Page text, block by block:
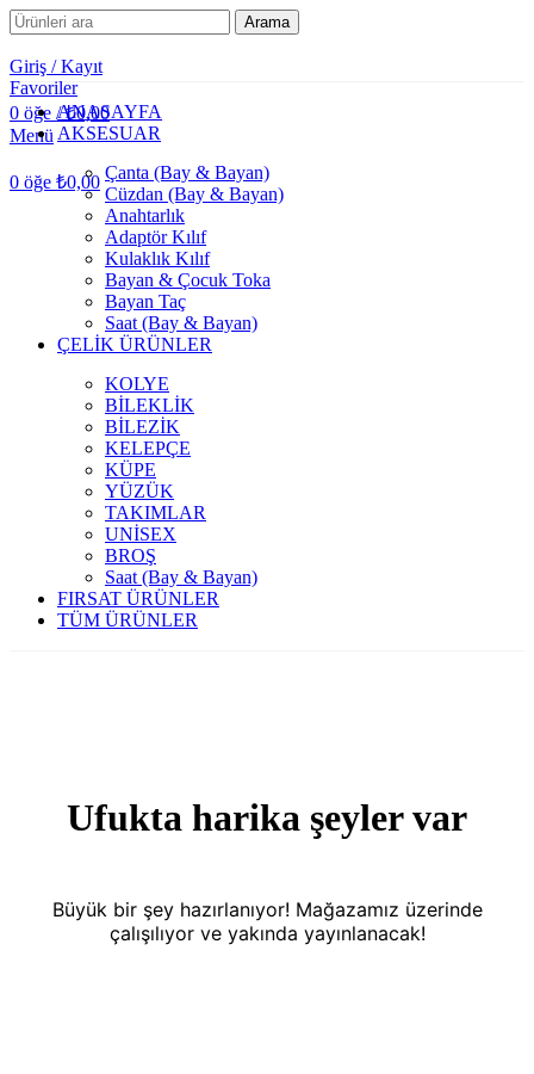
Arama
Giriş / Kayıt
Favoriler
0 öğe / ₺0,00
Menü
0 öğe ₺0,00
ANASAYFA
AKSESUAR
Çanta (Bay & Bayan)
Cüzdan (Bay & Bayan)
Anahtarlık
Adaptör Kılıf
Kulaklık Kılıf
Bayan & Çocuk Toka
Bayan Taç
Saat (Bay & Bayan)
ÇELİK ÜRÜNLER
KOLYE
BİLEKLİK
BİLEZİK
KELEPÇE
KÜPE
YÜZÜK
TAKIMLAR
UNİSEX
BROŞ
Saat (Bay & Bayan)
FIRSAT ÜRÜNLER
TÜM ÜRÜNLER
Ufukta harika şeyler var
Büyük bir şey hazırlanıyor! Mağazamız üzerinde
çalışılıyor ve yakında yayınlanacak!